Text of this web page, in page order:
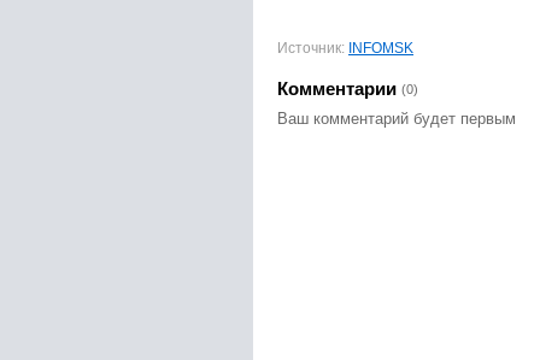
Источник: INFOMSK
Комментарии (0)
Ваш комментарий будет первым